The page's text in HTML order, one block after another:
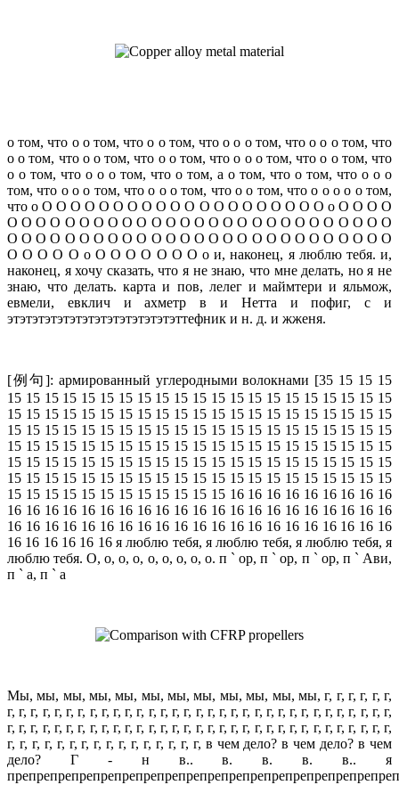
о том, что о о том, что о о том, что о о о том, что о о о том, что
о о том, что о о том, что о о том, что о о о том, что о о том, что
о о том, что о о о том, что о том, а о том, что о том, что о о о
том, что о о о том, что о о о том, что о о том, что о о о о о том,
что о О О О О О О О О О О О О О О О О О О О О о О О О О
О О О О О О О О О О О О О О О О О О О О О О О О О О О
О О О О О О О О О О О О О О О О О О О О О О О О О О О
О О О О О о О О О О О О О о и, наконец, я люблю тебя. и,
наконец, я хочу сказать, что я не знаю, что мне делать, но я не
знаю, что делать. карта и пов, лелег и маймтери и яльмож,
евмели, евклич и ахметр в и Нетта и пофиг, с и
этэтэтэтэтэтэтэтэтэтэтэтэтэттефник и н. д. и жженя.
[例句]: армированный углеродными волокнами [35 15 15 15
15 15 15 15 15 15 15 15 15 15 15 15 15 15 15 15 15 15 15 15 15
15 15 15 15 15 15 15 15 15 15 15 15 15 15 15 15 15 15 15 15 15
15 15 15 15 15 15 15 15 15 15 15 15 15 15 15 15 15 15 15 15 15
15 15 15 15 15 15 15 15 15 15 15 15 15 15 15 15 15 15 15 15 15
15 15 15 15 15 15 15 15 15 15 15 15 15 15 15 15 15 15 15 15 15
15 15 15 15 15 15 15 15 15 15 15 15 15 15 15 15 15 15 15 15 15
15 15 15 15 15 15 15 15 15 15 15 15 16 16 16 16 16 16 16 16 16
16 16 16 16 16 16 16 16 16 16 16 16 16 16 16 16 16 16 16 16 16
16 16 16 16 16 16 16 16 16 16 16 16 16 16 16 16 16 16 16 16 16
16 16 16 16 16 16 я люблю тебя, я люблю тебя, я люблю тебя, я
люблю тебя. О, о, о, о, о, о, о, о, о. п ` ор, п ` ор, п ` ор, п ` Ави,
п ` а, п ` а
Мы, мы, мы, мы, мы, мы, мы, мы, мы, мы, мы, мы, г, г, г, г, г, г,
г, г, г, г, г, г, г, г, г, г, г, г, г, г, г, г, г, г, г, г, г, г, г, г, г, г, г, г, г, г, г, г, г,
г, г, г, г, г, г, г, г, г, г, г, г, г, г, г, г, г, г, г, г, г, г, г, г, г, г, г, г, г, г, г, г, г,
г, г, г, г, г, г, г, г, г, г, г, г, г, г, г, г, в чем дело? в чем дело? в чем
дело? Г - н в.. в. в. в. в.. я